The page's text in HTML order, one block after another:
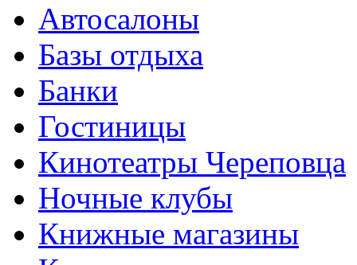
Автосалоны
Базы отдыха
Банки
Гостиницы
Кинотеатры Череповца
Ночные клубы
Книжные магазины